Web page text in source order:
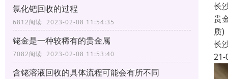
氯化钯回收的过程
6812阅读 2023-02-08 11:54:35
铑金是一种较稀有的贵金属
7082阅读 2023-02-08 11:53:40
含铑溶液回收的具体流程可能会有所不同
长
贵
质)
长
21-